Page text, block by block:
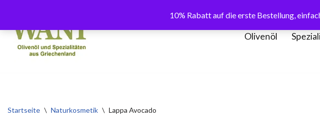
10% Rabatt auf die erste Bestellung,
Zum
Inhalt
springen
Olivenöl
Startseite \ Naturkosmetik \ Lappa Avocado